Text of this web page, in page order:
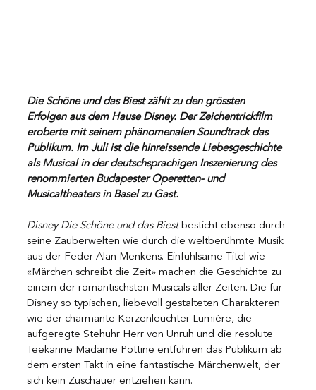
Die Schöne und das Biest zählt zu den grössten
Erfolgen aus dem Hause Disney. Der Zeichentrickfilm
eroberte mit seinem phänomenalen Soundtrack das
Publikum. Im Juli ist die hinreissende Liebesgeschichte
als Musical in der deutschsprachigen Inszenierung des
renommierten Budapester Operetten- und
Musicaltheaters in Basel zu Gast.
Disney Die Schöne und das Biest besticht ebenso durch
seine Zauberwelten wie durch die weltberühmte Musik
aus der Feder Alan Menkens. Einfühlsame Titel wie
«Märchen schreibt die Zeit» machen die Geschichte zu
einem der romantischsten Musicals aller Zeiten. Die für
Disney so typischen, liebevoll gestalteten Charakteren
wie der charmante Kerzenleuchter Lumière, die
aufgeregte Stehuhr Herr von Unruh und die resolute
Teekanne Madame Pottine entführen das Publikum ab
dem ersten Takt in eine fantastische Märchenwelt, der
sich kein Zuschauer entziehen kann.